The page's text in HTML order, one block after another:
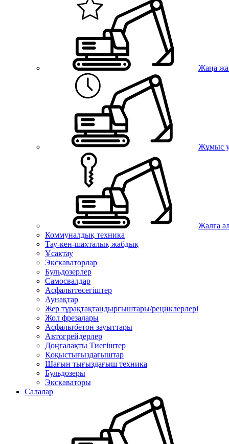
Жаңа
Жұмыс
Жалға
Коммуналдық техника
Тау-кен-шахталық жабдық
Ұсақтау
Экскаваторлар
Бульдозерлер
Самосвалдар
Асфальттөсегіштер
Аунақтар
Жер тұрақтақтандырғыштары/рециклерлері
Жол фрезалары
Асфальтбетон зауыттары
Автогрейдерлер
Доңғалақты Тиегіштер
Қоқыстығыздағыштар
Шағын тығыздағыш техника
Бульдозеры
Экскаваторы
Салалар